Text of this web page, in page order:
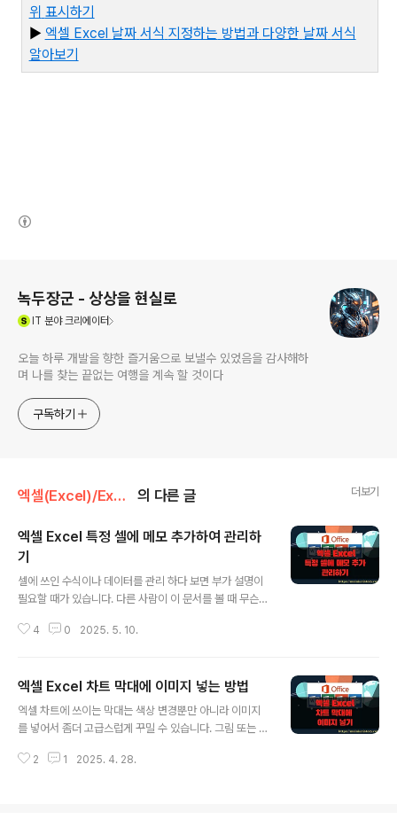
위 표시하기
▶ 엑셀 Excel 날짜 서식 지정하는 방법과 다양한 날짜 서식
알아보기
녹두장군 - 상상을 현실로
IT 분야 크리에이터
오늘 하루 개발을 향한 즐거움으로 보낼수 있었음을 감사해하
며 나를 찾는 끝없는 여행을 계속 할 것이다
구독하기
엑셀(Excel)/Excel 의 다른 글 더보기
엑셀 Excel 특정 셀에 메모 추가하여 관리하
기
셀에 쓰인 수식이나 데이터를 관리 하다 보면 부가 설명이
필요할 때가 있습니다. 다른 사람이 이 문서를 볼 때 무슨
들수록 기억력이 감퇴하는 본인에게도 꼭 필요한 기능입니
가하고 싶은 셀을 선택해야 합니다. 그리고 [검토] 탭으로
갑니다. 메모 그룹으로 가면 [새 메모] 리본 메뉴가 활성화
되어 있습니다. ▼ 새 메모 리본 메뉴를 클릭하면 텍스트를
나고 커서를 다른 곳으로 옮기면 창은 사라지고 메모가 셀
4 0 2025. 5. 10.
엑셀 Excel 차트 막대에 이미지 넣는 방법
엑셀 차트에 쓰이는 막대는 색상 변경뿐만 아니라 이미지
를 넣어서 좀더 고급스럽게 꾸밀 수 있습니다. 그림 또는 질
니라 사용자가 직접 만든 외부 이미지로 꾸밀 수 있습니다.
2 1 2025. 4. 28.